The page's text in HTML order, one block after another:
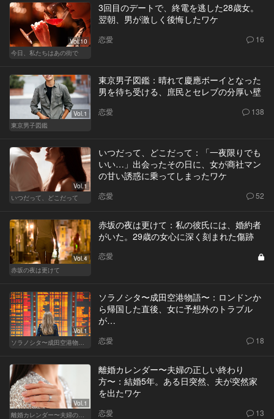
Vol.10
今日、私たちはあの街で
3回目のデートで、終電を逃した28歳女。
翌朝、男が激しく後悔したワケ
恋愛 16
Vol.1
東京男子図鑑
東京男子図鑑：晴れて慶應ボーイとなった
男を待ち受ける、庶民とセレブの分厚い壁
恋愛 138
Vol.1
いつだって、どこだって
いつだって、どこだって：「一夜限りでも
いい…」出会ったその日に、女が商社マン
の甘い誘惑に乗ってしまったワケ
恋愛 52
Vol.4
赤坂の夜は更けて
赤坂の夜は更けて：私の彼氏には、婚約者
がいた。29歳の女心に深く刻まれた傷跡
恋愛
Vol.1
ソラノシタ〜成田空港物語〜：ロンドンか
ら帰国した直後、女に予想外のトラブル
が…
恋愛 18
Vol.1
離婚カレンダー〜夫婦の正しい終わり
方〜：結婚5年。ある日突然、夫が突然家
を出たワケ
恋愛 13